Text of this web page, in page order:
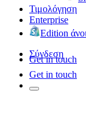
Τιμολόγηση
Enterprise
Edition
Σύνδεση
Get in touch
Get in touch